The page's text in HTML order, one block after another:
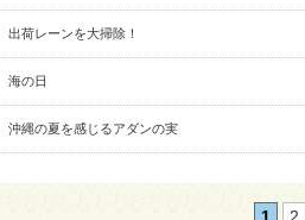
出荷レーンを大掃除！
海の日
沖縄の夏を感じるアダンの実